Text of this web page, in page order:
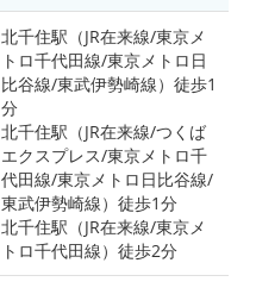
北千住駅（JR在来線/東京メ
トロ千代田線/東京メトロ日
比谷線/東武伊勢崎線）徒歩1
分
北千住駅（JR在来線/つくば
エクスプレス/東京メトロ千
代田線/東京メトロ日比谷線/
東武伊勢崎線）徒歩1分
北千住駅（JR在来線/東京メ
トロ千代田線）徒歩2分